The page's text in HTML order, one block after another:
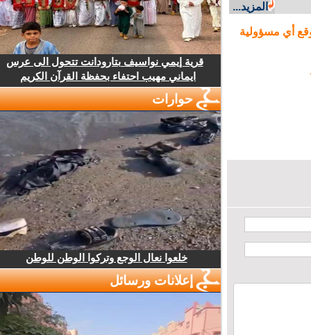
المزيد...
أي مسؤولية
قرية إيمي نواسيف بتارودانت تتحول الى عرس
ايماني مهيب احتفاء بحفظة القرآن الكريم
حوارات
خلعوا نعال الوجع وتركوا الوطن للوطن
إعلانات ورسائل